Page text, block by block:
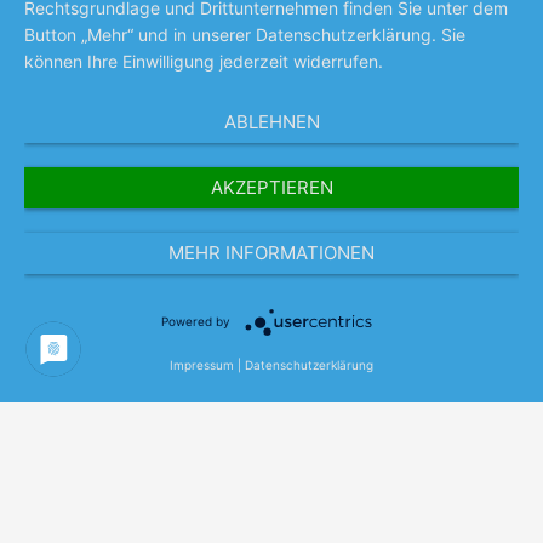
Rechtsgrundlage und Drittunternehmen finden Sie unter dem
Button „Mehr“ und in unserer Datenschutzerklärung. Sie
können Ihre Einwilligung jederzeit widerrufen.
ABLEHNEN
AKZEPTIEREN
MEHR INFORMATIONEN
Powered by
Impressum Datenschutzerklärung